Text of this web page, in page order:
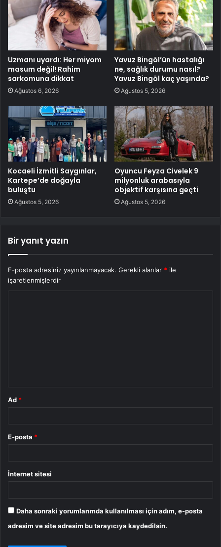
Uzmanı uyardı: Her miyom
masum değil! Rahim
sarkomuna dikkat
Ağustos 6, 2026
Yavuz Bingöl’ün hastalığı
ne, sağlık durumu nasıl?
Yavuz Bingöl kaç yaşında?
Ağustos 5, 2026
Kocaeli İzmitli Saygınlar,
Kartepe’de doğayla
buluştu
Ağustos 5, 2026
Oyuncu Feyza Civelek 9
milyonluk arabasıyla
objektif karşısına geçti
Ağustos 5, 2026
Bir yanıt yazın
E-posta adresiniz yayınlanmayacak. Gerekli alanlar * ile
işaretlenmişlerdir
Ad *
E-posta *
İnternet sitesi
Daha sonraki yorumlarımda kullanılması için adım, e-posta
adresim ve site adresim bu tarayıcıya kaydedilsin.